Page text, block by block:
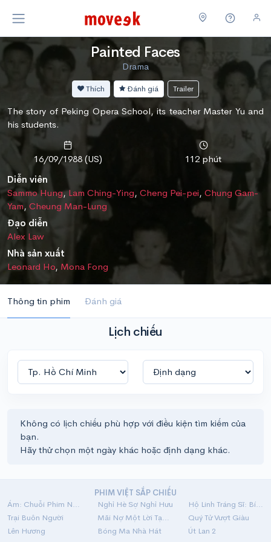
Painted Faces
Drama
Thích Đánh giá Trailer
The story of Peking Opera School, its teacher Master Yu and
his students.
16/09/1988 (US)
112 phút
Diễn viên
Sammo Hung,Lam Ching-Ying, Cheng Pei-pei, Chung Gam-
Yam, Cheung Man-Lung
Đạo diễn
Alex Law
Nhà sản xuất
Leonard Ho, Mona Fong
Thông tin phim Đánh giá
Lịch chiếu
Không có lịch chiếu phù hợp với điều kiện tìm kiếm của
bạn.
Hãy thử chọn một ngày khác hoặc định dạng khác.
PHIM VIỆT SẮP CHIẾU
Ám: Chuỗi Phim Ngắn Linh Dị
Nghỉ Hè Sợ Nghỉ Hưu
Hộ Linh Tráng Sĩ: Bí Ẩn Mộ Vua Đinh
Trại Buôn Người
Mãi Nợ Một Lời Tạm Biệt
Quý Tử Vượt Giàu
Lên Hương
Bóng Ma Nhà Hát Út Lan 2